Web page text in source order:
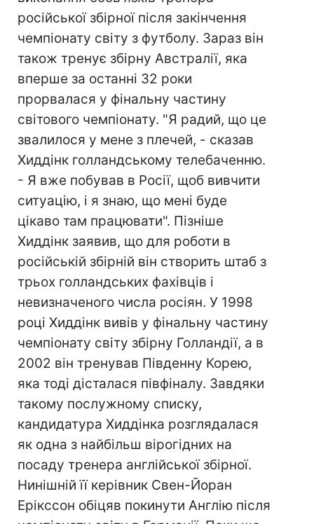
російської збірної після закінчення
чемпіонату світу з футболу. Зараз він
також тренує збірну Австралії, яка
вперше за останні 32 роки
прорвалася у фінальну частину
світового чемпіонату. "Я радий, що це
звалилося у мене з плечей, - сказав
Хиддінк голландському телебаченню.
- Я вже побував в Росії, щоб вивчити
ситуацію, і я знаю, що мені буде
цікаво там працювати". Пізніше
Хиддінк заявив, що для роботи в
російській збірній він створить штаб з
трьох голландських фахівців і
невизначеного числа росіян. У 1998
році Хиддінк вивів у фінальну частину
чемпіонату світу збірну Голландії, а в
2002 він тренував Південну Корею,
яка тоді дісталася півфіналу. Завдяки
такому послужному списку,
кандидатура Хиддінка розглядалася
як одна з найбільш вірогідних на
посаду тренера англійської збірної.
Нинішній її керівник Свен-Йоран
Ерікссон обіцяв покинути Англію після